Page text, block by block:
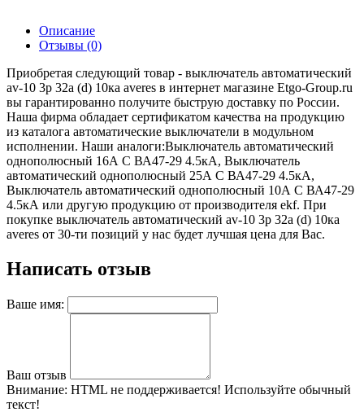
Описание
Отзывы (0)
Приобретая следующий товар - выключатель автоматический
av-10 3p 32a (d) 10ка averes в интернет магазине Etgo-Group.ru
вы гарантированно получите быструю доставку по России.
Наша фирма обладает сертификатом качества на продукцию
из каталога автоматические выключатели в модульном
исполнении. Наши аналоги:Выключатель автоматический
однополюсный 16А C ВА47-29 4.5кА, Выключатель
автоматический однополюсный 25А C ВА47-29 4.5кА,
Выключатель автоматический однополюсный 10А C ВА47-29
4.5кА или другую продукцию от производителя ekf. При
покупке выключатель автоматический av-10 3p 32a (d) 10ка
averes от 30-ти позиций у нас будет лучшая цена для Вас.
Написать отзыв
Ваше имя:
Ваш отзыв
Внимание: HTML не поддерживается! Используйте обычный
текст!